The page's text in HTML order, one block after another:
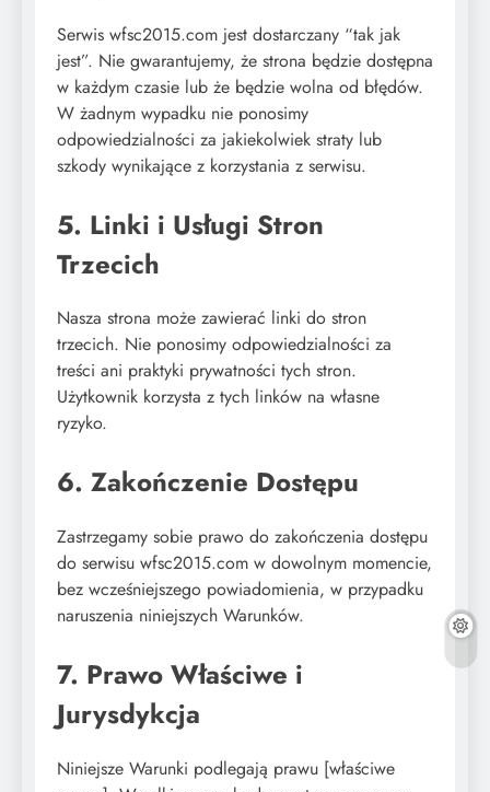
Serwis wfsc2015.com jest dostarczany “tak jak
jest”. Nie gwarantujemy, że strona będzie dostępna
w każdym czasie lub że będzie wolna od błędów.
W żadnym wypadku nie ponosimy
odpowiedzialności za jakiekolwiek straty lub
szkody wynikające z korzystania z serwisu.
5. Linki i Usługi Stron
Trzecich
Nasza strona może zawierać linki do stron
trzecich. Nie ponosimy odpowiedzialności za
treści ani praktyki prywatności tych stron.
Użytkownik korzysta z tych linków na własne
ryzyko.
6. Zakończenie Dostępu
Zastrzegamy sobie prawo do zakończenia dostępu
do serwisu wfsc2015.com w dowolnym momencie,
bez wcześniejszego powiadomienia, w przypadku
naruszenia niniejszych Warunków.
7. Prawo Właściwe i
Jurysdykcja
Niniejsze Warunki podlegają prawu [właściwe